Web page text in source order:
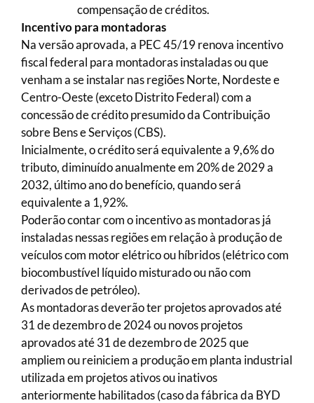
compensação de créditos.
Incentivo para montadoras
Na versão aprovada, a PEC 45/19 renova incentivo
fiscal federal para montadoras instaladas ou que
venham a se instalar nas regiões Norte, Nordeste e
Centro-Oeste (exceto Distrito Federal) com a
concessão de crédito presumido da Contribuição
sobre Bens e Serviços (CBS).
Inicialmente, o crédito será equivalente a 9,6% do
tributo, diminuído anualmente em 20% de 2029 a
2032, último ano do benefício, quando será
equivalente a 1,92%.
Poderão contar com o incentivo as montadoras já
instaladas nessas regiões em relação à produção de
veículos com motor elétrico ou híbridos (elétrico com
biocombustível líquido misturado ou não com
derivados de petróleo).
As montadoras deverão ter projetos aprovados até
31 de dezembro de 2024 ou novos projetos
aprovados até 31 de dezembro de 2025 que
ampliem ou reiniciem a produção em planta industrial
utilizada em projetos ativos ou inativos
anteriormente habilitados (caso da fábrica da BYD